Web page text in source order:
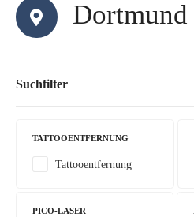
Dortmund
Suchfilter
TATTOOENTFERNUNG
Tattooentfernung
PICO-LASER